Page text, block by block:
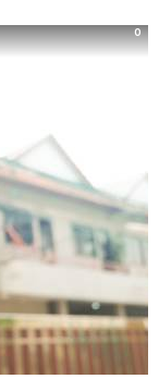
0